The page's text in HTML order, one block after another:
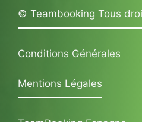
© Teambooking Tous
Conditions Générales
Mentions Légales